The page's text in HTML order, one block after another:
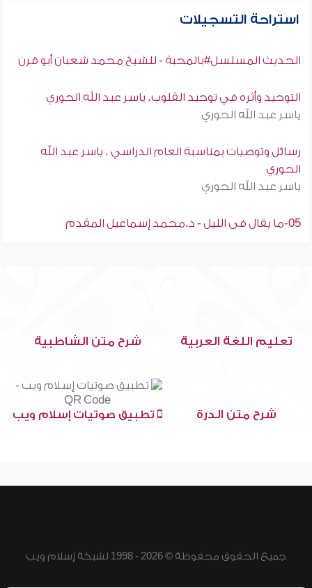
استراحة التسجيلات
الحديث المسلسل#بالمحبة - للشيخ محمد شعبان أبو قرن
التوحيد وأثره في توحيد القلوب. ياسر عبد الله الحوري
ياسر عبد الله الحوري
رسائل وتوصيات بمناسبة العام الدراسي . ياسر عبد الله
الحوري
ياسر عبد الله الحوري
05-ما يقال فى الليل - د.محمد إسماعيل المقدم
تعليم اللغة العربية شرح متن الشاطبية
شرح متن الدرة تطبيق صوتيات إسلام ويب
جميع الحقوق محفوظة © 2026 - 1998 لشبكة إسلام ويب